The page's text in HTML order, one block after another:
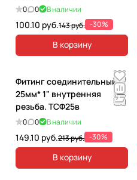
0 0 В наличии
100.10 руб.143 руб. -30%
В корзину
Фитинг соединительный
25мм* 1" внутренняя
резьба. ТСФ25в
0 0 В наличии
149.10 руб.213 руб. -30%
В корзину